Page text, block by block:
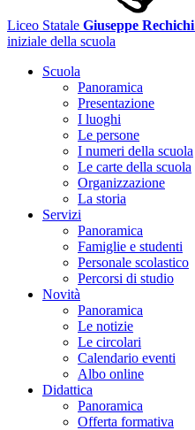
Liceo Statale Giuseppe Rechichi
iniziale della scuola
Scuola
Panoramica
Presentazione
I luoghi
Le persone
I numeri della scuola
Le carte della scuola
Organizzazione
La storia
Servizi
Panoramica
Famiglie e studenti
Personale scolastico
Percorsi di studio
Novità
Panoramica
Le notizie
Le circolari
Calendario eventi
Albo online
Didattica
Panoramica
Offerta formativa